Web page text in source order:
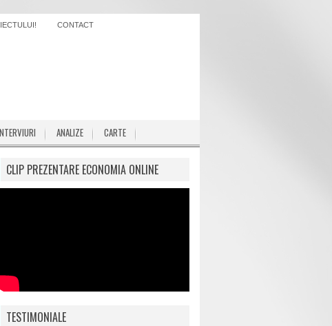
CONTACT
ANALIZE CARTE
CLIP PREZENTARE ECONOMIA ONLINE
TESTIMONIALE